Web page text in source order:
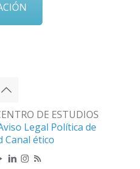
DE ESTUDIOS
Legal Política de
Canal ético